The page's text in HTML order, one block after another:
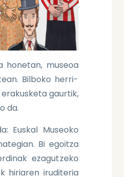
honetan, museoa
Bilboko herri-
gaurtik,
da.
Euskal Museoko
Bi egoitza
ezagutzeko
hiriaren iruditeria